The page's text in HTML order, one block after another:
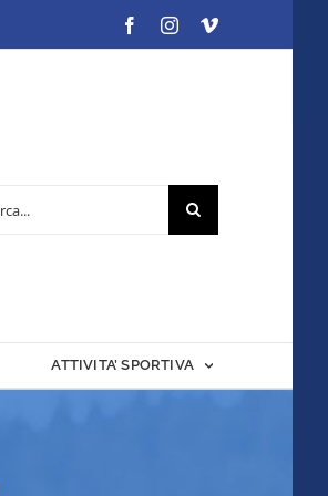
FacebookInstagramVimeo
ATTIVITA’ SPORTIVA